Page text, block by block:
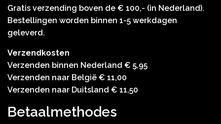
Gratis verzending boven de € 100,- (in Nederland).
Bestellingen worden binnen 1-5 werkdagen
geleverd.
Verzendkosten
Verzenden binnen Nederland € 5,95
Verzenden naar België € 11,00
Verzenden naar Duitsland € 11,50
Betaalmethodes